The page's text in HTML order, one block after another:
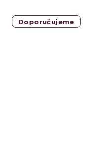
Doporučujeme